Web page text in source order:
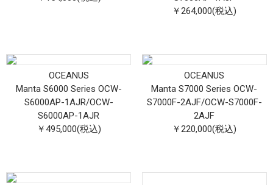
￥264,000(税込)
OCEANUS
Manta S6000 Series OCW-
S6000AP-1AJR/OCW-
S6000AP-1AJR
￥495,000(税込)
OCEANUS
Manta S7000 Series OCW-
S7000F-2AJF/OCW-S7000F-
2AJF
￥220,000(税込)